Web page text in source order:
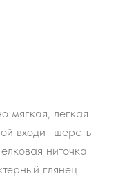
мягкая, легкая
входит шерсть
ниточка
глянец